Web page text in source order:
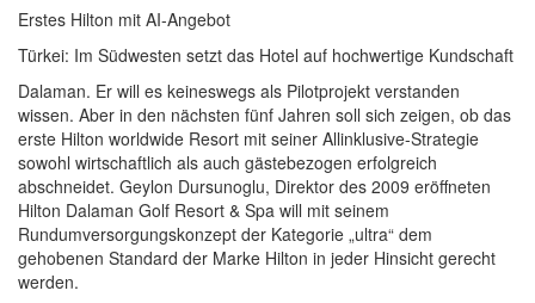
Erstes Hilton mit AI-Angebot
Türkei: Im Südwesten setzt das Hotel auf hochwertige Kundschaft
Dalaman. Er will es keineswegs als Pilotprojekt verstanden
wissen. Aber in den nächsten fünf Jahren soll sich zeigen, ob das
erste Hilton worldwide Resort mit seiner Allinklusive-Strategie
sowohl wirtschaftlich als auch gästebezogen erfolgreich
abschneidet. Geylon Dursunoglu, Direktor des 2009 eröffneten
Hilton Dalaman Golf Resort & Spa will mit seinem
Rundumversorgungskonzept der Kategorie „ultra“ dem
gehobenen Standard der Marke Hilton in jeder Hinsicht gerecht
werden.